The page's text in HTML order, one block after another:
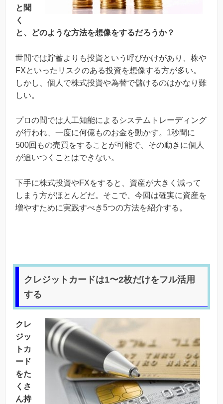
と聞
く
と、どのような方法を想像をするだろうか？
世間では貯蓄よりも投資という呼びかけがあり、株や
FXといったリスクのある投資を想像する方が多い。
しかし、個人で株式投資や為替で儲けるのはかなり難
しい。
プロの間では人工知能によるシステムトレーディング
が行われ、一度に何億ものお金を動かす。1秒間に
500回もの売買をすることが可能で、その動きに個人
が追いつくことはできない。
下手に株式投資やFXをすると、資産が大きく減って
しまう方がほとんどだ。そこで、今回は確実に資産を
増やすために実践すべき5つの方法を紹介する。
クレジットカードは1〜2枚だけをフル活用
する
クレ
ジッ
トカ
ード
をた
くさ
ん持